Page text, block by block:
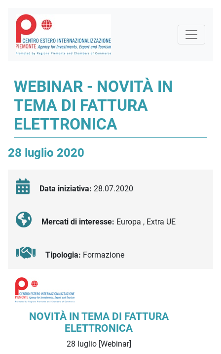
WEBINAR - NOVITÀ IN
TEMA DI FATTURA
ELETTRONICA
28 luglio 2020
Data iniziativa: 28.07.2020
Mercati di interesse: Europa , Extra UE
Tipologia: Formazione
Descrizione iniziativa
NOVITÀ IN TEMA DI FATTURA
ELETTRONICA
28 luglio [Webinar]